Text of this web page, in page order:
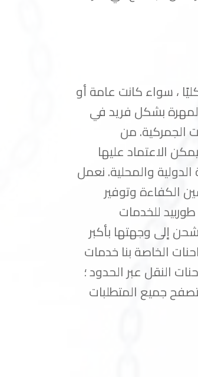
، سواء كانت عامة أو
بشكل فريد في
الجمركية. من
الاعتماد عليها
والمحلية. نعمل
الكفاءة وتوفير
للخدمات
إلى وجهتها بأكبر
الخاصة بنا خدمات
النقل عبر الحدود ؛
جميع المتطلبات